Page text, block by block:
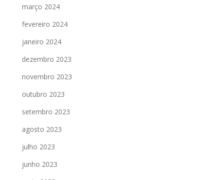
março 2024
fevereiro 2024
janeiro 2024
dezembro 2023
novembro 2023
outubro 2023
setembro 2023
agosto 2023
julho 2023
junho 2023